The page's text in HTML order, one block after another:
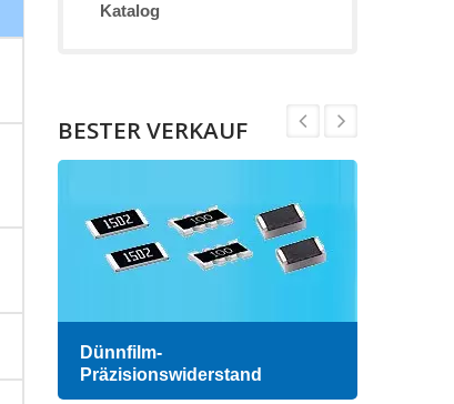
Katalog
BESTER VERKAUF
Dünnfilm-
Präzisionswiderstand